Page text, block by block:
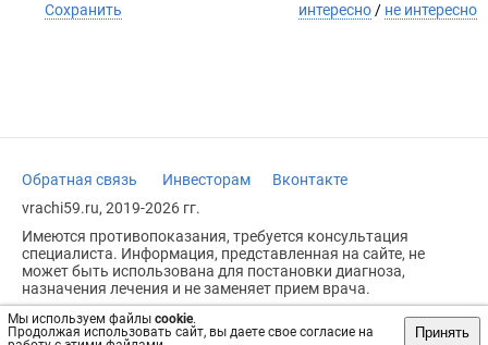
Мы используем файлы cookie.
Продолжая использовать сайт, вы даете свое согласие на
Принять
Сохранить интересно / не интересно
Обратная связь Инвесторам
Вконтакте
vrachi59.ru, 2019-2026 гг.
Имеются противопоказания, требуется консультация
специалиста. Информация, представленная на сайте, не
может быть использована для постановки диагноза,
назначения лечения и не заменяет прием врача.
Возрастное ограничение: 18+